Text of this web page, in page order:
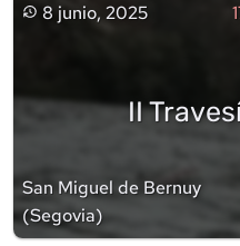
8 junio, 2025
II
San Miguel de Bernuy
(Segovia)